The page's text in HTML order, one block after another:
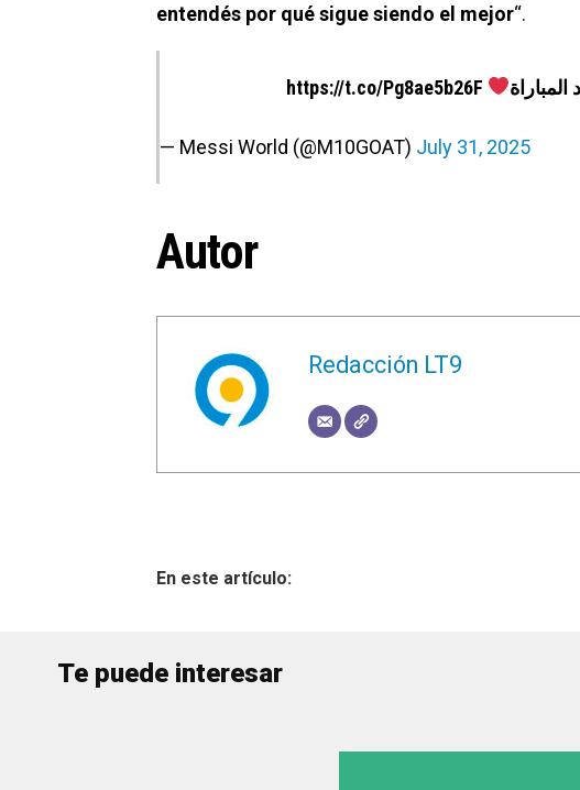
entendés por qué sigue siendo el mejor“.
https://t.co/Pg8ae5b26F
— Messi World (@M10GOAT) July 31, 2025
Autor
Redacción LT9
Te puede interesar